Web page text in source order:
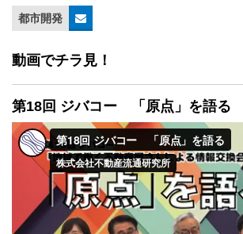
都市開発
動画でチラ見！
第18回 ジバコー 「原点」を語る